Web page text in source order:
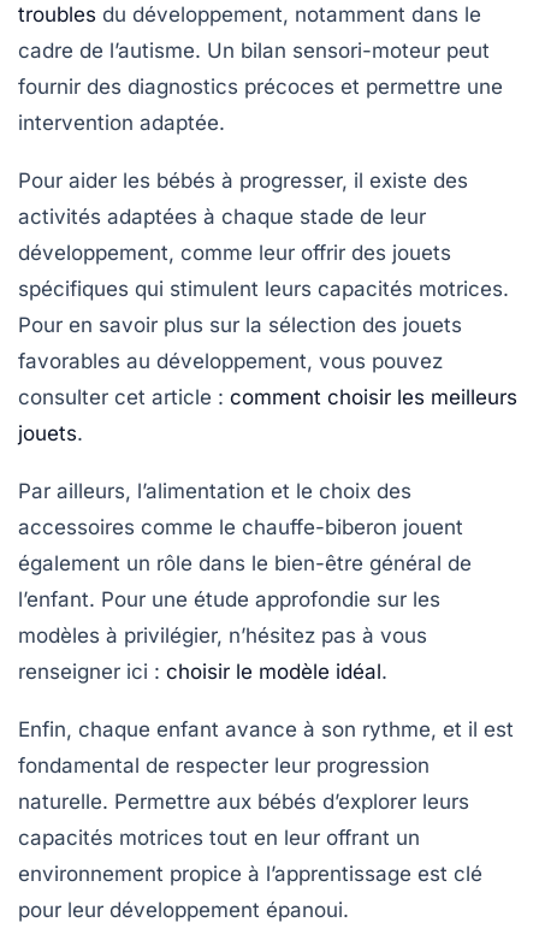
troubles du développement, notamment dans le
cadre de l’autisme. Un bilan sensori-moteur peut
fournir des diagnostics précoces et permettre une
intervention adaptée.
Pour aider les bébés à progresser, il existe des
activités adaptées à chaque stade de leur
développement, comme leur offrir des jouets
spécifiques qui stimulent leurs capacités motrices.
Pour en savoir plus sur la sélection des jouets
favorables au développement, vous pouvez
consulter cet article : comment choisir les meilleurs
jouets.
Par ailleurs, l’alimentation et le choix des
accessoires comme le chauffe-biberon jouent
également un rôle dans le bien-être général de
l’enfant. Pour une étude approfondie sur les
modèles à privilégier, n’hésitez pas à vous
renseigner ici : choisir le modèle idéal.
Enfin, chaque enfant avance à son rythme, et il est
fondamental de respecter leur progression
naturelle. Permettre aux bébés d’explorer leurs
capacités motrices tout en leur offrant un
environnement propice à l’apprentissage est clé
pour leur développement épanoui.